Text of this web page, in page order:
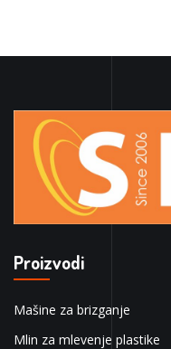
Proizvodi
Mašine za brizganje
Mlin za mlevenje plastike